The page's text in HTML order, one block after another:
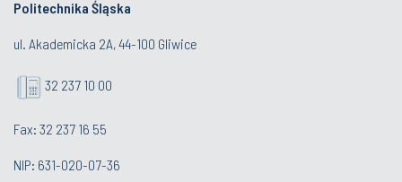
Politechnika Śląska
ul. Akademicka 2A, 44-100 Gliwice
32 237 10 00
Fax: 32 237 16 55
NIP: 631-020-07-36